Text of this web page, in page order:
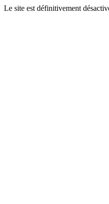
Le site est définitivement